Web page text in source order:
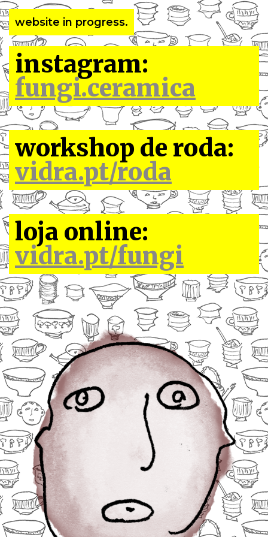
website in progress.
instagram:
fungi.ceramica
workshop de roda:
vidra.pt/roda
loja online:
vidra.pt/fungi